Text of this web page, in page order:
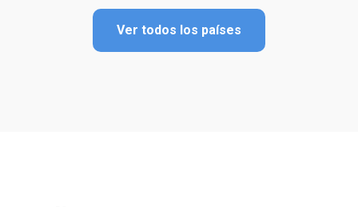
Ver todos los países